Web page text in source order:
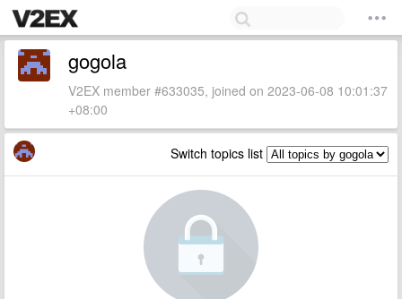
gogola
V2EX member #633035, joined on 2023-06-08 10:01:37
+08:00
Switch topics list